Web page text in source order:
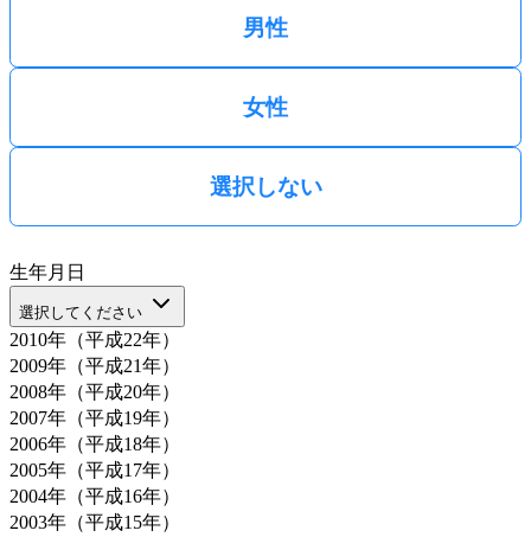
男性
女性
選択しない
生年月日
選択してください
2010年（平成22年）
2009年（平成21年）
2008年（平成20年）
2007年（平成19年）
2006年（平成18年）
2005年（平成17年）
2004年（平成16年）
2003年（平成15年）